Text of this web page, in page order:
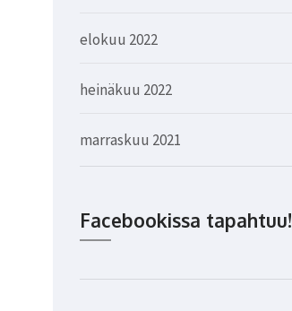
elokuu 2022
heinäkuu 2022
marraskuu 2021
Facebookissa tapahtuu!